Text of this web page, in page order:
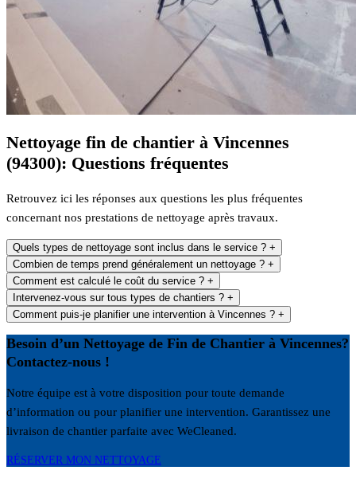
Nettoyage fin de chantier à Vincennes
(94300): Questions fréquentes
Retrouvez ici les réponses aux questions les plus fréquentes
concernant nos prestations de nettoyage après travaux.
Quels types de nettoyage sont inclus dans le service ? +
Combien de temps prend généralement un nettoyage ? +
Comment est calculé le coût du service ? +
Intervenez-vous sur tous types de chantiers ? +
Comment puis-je planifier une intervention à Vincennes ? +
Besoin d’un Nettoyage de Fin de Chantier à Vincennes?
Contactez-nous !
Notre équipe est à votre disposition pour toute demande
d’information ou pour planifier une intervention. Garantissez une
livraison de chantier parfaite avec WeCleaned.
RÉSERVER MON NETTOYAGE